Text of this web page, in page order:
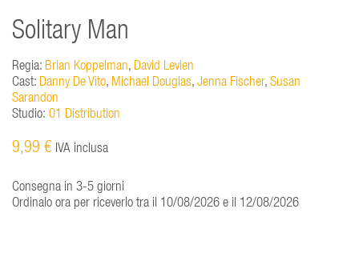
Solitary Man
Regia: Brian Koppelman, David Levien
Cast: Danny De Vito, Michael Douglas, Jenna Fischer, Susan
Sarandon
Studio: 01 Distribution
9,99 € IVA inclusa
Consegna in 3-5 giorni
Ordinalo ora per riceverlo tra il 10/08/2026 e il 12/08/2026